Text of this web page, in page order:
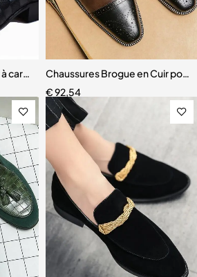
carreaux pour hommes
Chaussures Brogue en Cuir pour
€92,54